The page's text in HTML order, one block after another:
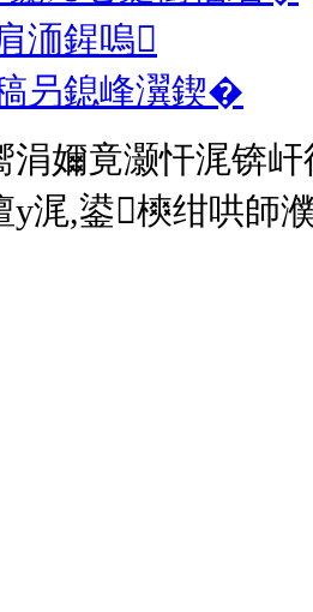
洏鍟嗚
叧鎴峰瀷鍥�
涓嬭竟灏忓浘锛
у浘,鍙樉绀哄師